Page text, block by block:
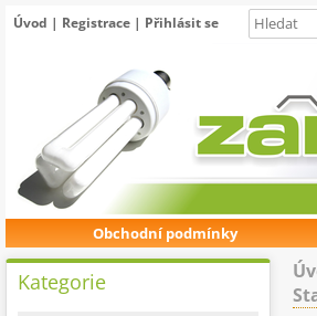
Úvod | Registrace | Přihlásit se
Obchodní podmínky
Kategorie